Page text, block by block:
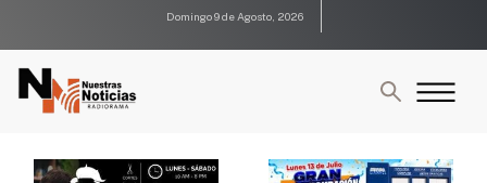
Domingo 9 de Agosto, 2026